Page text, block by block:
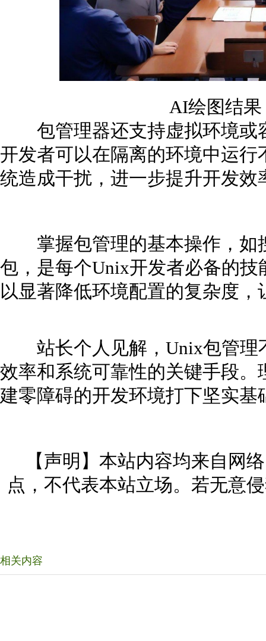
AI绘图结
包管理器还支持虚拟环境或
开发者可以在隔离的环境中运
统造成干扰，进一步提升开发效
掌握包管理的基本操作，如
包，是每个Unix开发者必备的
以显著降低环境配置的复杂度
站长个人见解，Unix包管理
效率和系统可靠性的关键手段
建零障碍的开发环境打下坚实基
【声明】本站内容均来自网
点，不代表本站立场。若无意
相关内容